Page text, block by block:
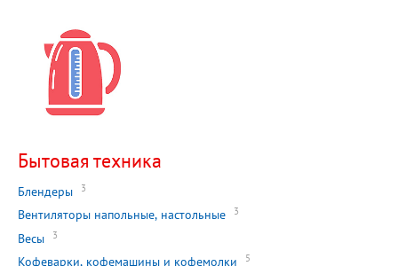
Бытовая техника
Блендеры 3
Вентиляторы напольные, настольные 3
Весы 3
Кофеварки, кофемашины и кофемолки 5